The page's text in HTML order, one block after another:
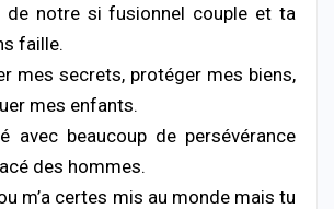
de notre si fusionnel couple et ta
faille.
mes secrets, protéger mes biens,
mes enfants.
avec beaucoup de persévérance
des hommes.
m’a certes mis au monde mais tu